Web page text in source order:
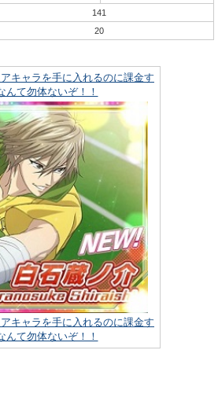
141
20
アキャラを手に入れるのに課金す
んて勿体ないぞ！！
アキャラを手に入れるのに課金す
んて勿体ないぞ！！